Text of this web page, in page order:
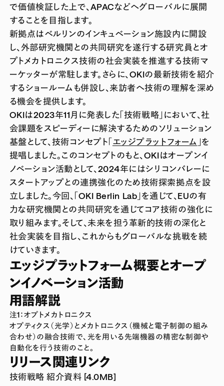
で価値検証した上で、APACなどへグローバルに展開
することを目指します。
新拠点はベルリンのインキュベーション施設内に開設
し、外部研究機関との共同研究を遂行する研究員とオ
プトメカトロニクス技術の社会実装を推進する技術マ
ーケッターが常駐します。さらに、OKIの最新技術を紹介
するショールームも併設し、来訪者へ技術の理解を深め
る機会を提供します。
OKIは2023年11月に発表した「技術戦略」において、社
会課題をスピーディーに解決するためのソリューション
基盤として、技術コンセプト「エッジプラットフォーム 」を
提唱しました。このコンセプトのもと、OKIはオープンイ
ノベーション活動として、2024年にはシリコンバレーに
スタートアップとの連携強化のため技術探索拠点を設
立しました。今回、「OKI Berlin Lab」を通じて、EUの有
力な研究機関との共同研究を通じてコア技術の強化に
取り組みます。そして、未来を担う革新的技術の深化と
社会実装を目指し、これからもグローバルな挑戦を続
けていきます。
エッジプラットフォーム概要とオープ
ンイノベーション活動
用語解説
注1：オプトメカトロニクス
オプティクス（光学）とメカトロニクス（機械と電子制御の組み
合わせ）の融合技術で、光を用いる先端機器の精密な制御や
自動化を行う技術のこと。
リリース関連リンク
技術戦略 紹介資料 [4.0MB]